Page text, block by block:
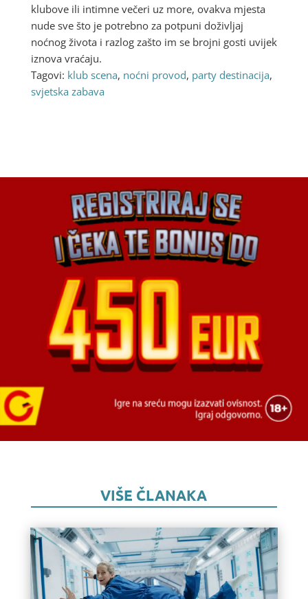
klubove ili intimne večeri uz more, ovakva mjesta
nude sve što je potrebno za potpuni doživljaj
noćnog života i razlog zašto im se brojni gosti uvijek
iznova vraćaju.
Tagovi: klub scena, noćni provod, party destinacija,
svjetska zabava
VIŠE ČLANAKA